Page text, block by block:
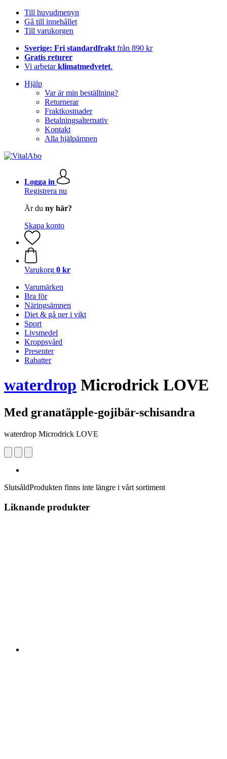
Till huvudmenyn
Gå till innehållet
Till varukorgen
Sverige: Fri standardfrakt från 890 kr
Gratis returer
Vi arbetarklimatmedvetet.
Hjälp
Var är min beställning?
Returnerar
Fraktkostnader
Betalningsalternativ
Kontakt
Alla hjälpämnen
Logga in
Registrera nu
Är du ny här?
Skapa konto
Varukorg 0 kr
Varumärken
Bra för
Näringsämnen
Diet & gå ner i vikt
Sport
Livsmedel
Kroppsvård
Presenter
Rabatter
waterdrop Microdrick LOVE
Med granatäpple-gojibär-schisandra
waterdrop Microdrick LOVE
SlutsåldProdukten finns inte längre i vårt sortiment
Liknande produkter